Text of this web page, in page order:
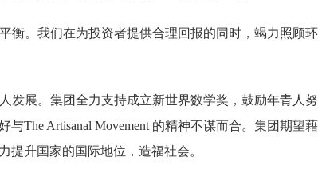
衡。我们在为投资者提供合理回报的同时，竭力照顾环
发展。集团全力支持成立新世界数学奖，鼓励年青人努
The Artisanal Movement 的精神不谋而合。集团期望藉
升国家的国际地位，造福社会。